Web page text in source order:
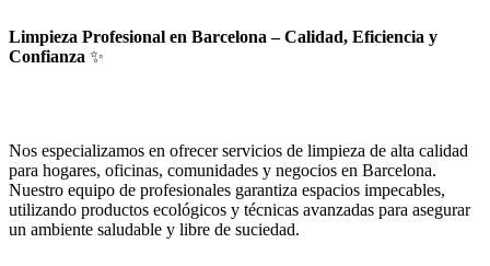
Limpieza Profesional en Barcelona – Calidad, Eficiencia y
Confianza ✨
Nos especializamos en ofrecer servicios de limpieza de alta calidad
para hogares, oficinas, comunidades y negocios en Barcelona.
Nuestro equipo de profesionales garantiza espacios impecables,
utilizando productos ecológicos y técnicas avanzadas para asegurar
un ambiente saludable y libre de suciedad.